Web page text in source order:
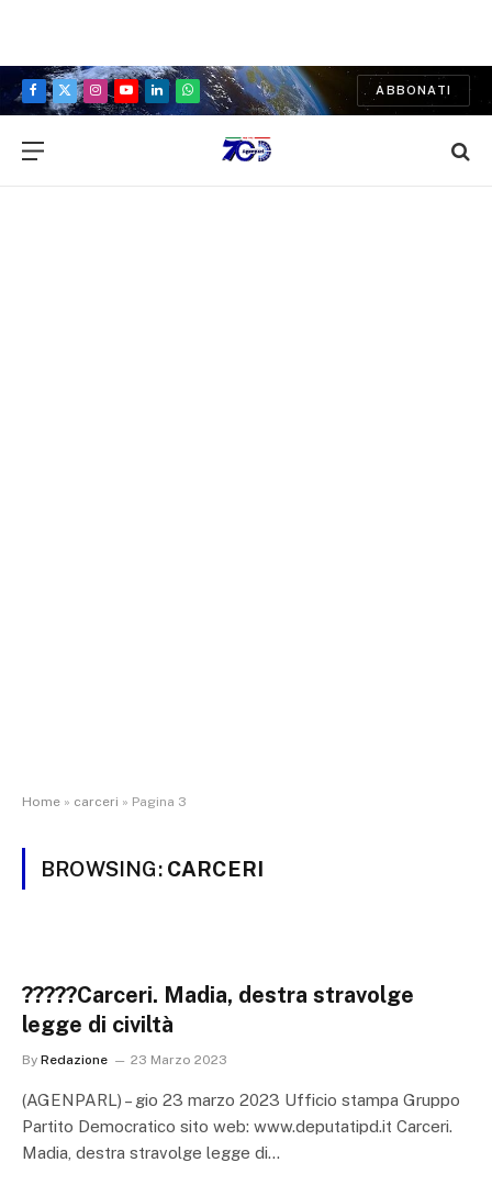
Facebook
X
Instagram
YouTubeLinkedInWhatsApp
ABBONATI
Home » carceri » Pagina 3
BROWSING: CARCERI
?????Carceri. Madia, destra stravolge
legge di civiltà
By Redazione 23 Marzo 2023
(AGENPARL) – gio 23 marzo 2023 Ufficio stampa Gruppo
Partito Democratico sito web: www.deputatipd.it Carceri.
Madia, destra stravolge legge di…